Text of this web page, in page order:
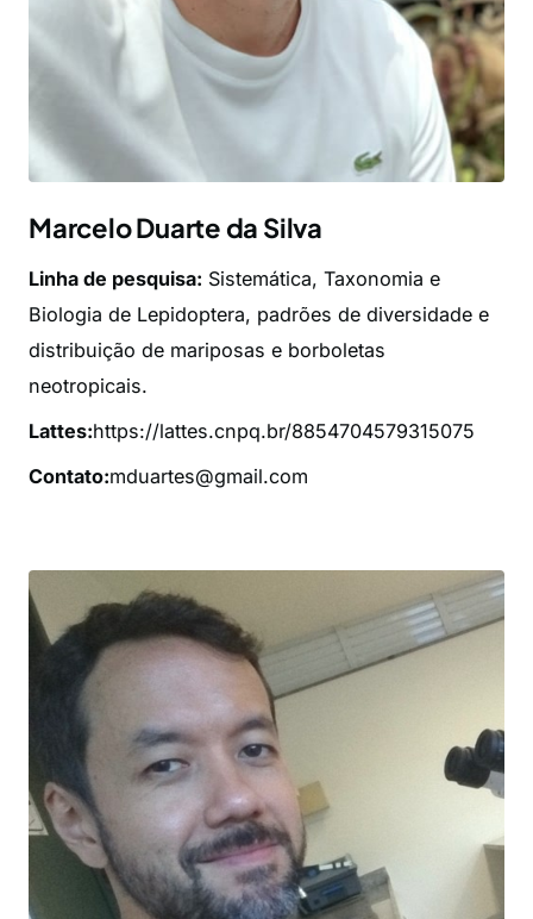
Marcelo Duarte da Silva
Linha de pesquisa: Sistemática, Taxonomia e
Biologia de Lepidoptera, padrões de diversidade e
distribuição de mariposas e borboletas
neotropicais.
Lattes:https://lattes.cnpq.br/8854704579315075
Contato:mduartes@gmail.com